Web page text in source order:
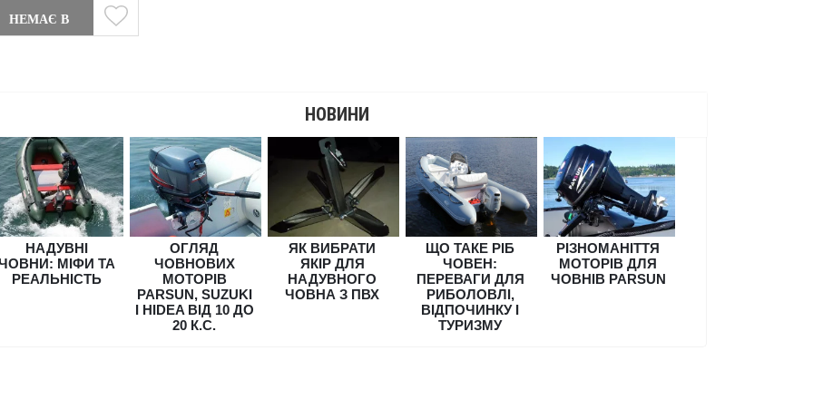
НЕМАЄ В
НАДУВНІ
МІФИ ТА
РЕАЛЬНІСТЬ
ОГЛЯД
ЧОВНОВИХ
МОТОРІВ
PARSUN, SUZUKI
І HIDEA ВІД 10 ДО
20 К.С.
ЯК ВИБРАТИ
ЯКІР ДЛЯ
НАДУВНОГО
ЧОВНА З ПВХ
ЩО ТАКЕ РІБ
ЧОВЕН:
ПЕРЕВАГИ ДЛЯ
РИБОЛОВЛІ,
ВІДПОЧИНКУ І
ТУРИЗМУ
РІЗНОМАНІТТЯ
МОТОРІВ ДЛЯ
ЧОВНІВ PARSUN